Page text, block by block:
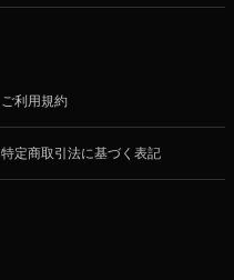
ご利用規約
特定商取引法に基づく表記